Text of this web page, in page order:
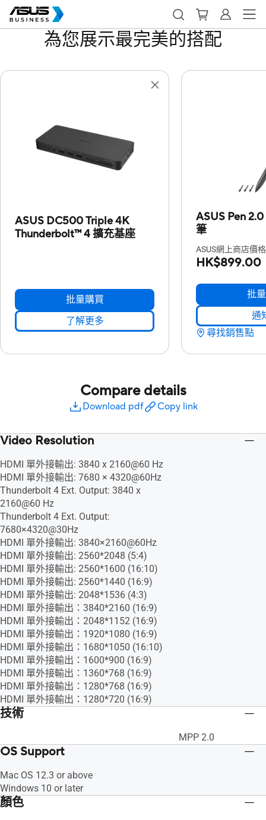
為您展示最完美的搭配
ASUS DC500 Triple 4K
Thunderbolt™ 4 擴充基座
批量購買
了解更多
ASUS Pen
筆
ASUS網上商店價
HK$899.00
批
通
尋找銷售點
Compare details
Download pdf Copy link
Video Resolution
HDMI 單外接輸出: 3840 x 2160@60 Hz
HDMI 單外接輸出: 7680 × 4320@60Hz
Thunderbolt 4 Ext. Output: 3840 x
2160@60 Hz
Thunderbolt 4 Ext. Output:
7680×4320@30Hz
HDMI 單外接輸出: 3840×2160@60Hz
HDMI 單外接輸出: 2560*2048 (5:4)
HDMI 單外接輸出: 2560*1600 (16:10)
HDMI 單外接輸出: 2560*1440 (16:9)
HDMI 單外接輸出: 2048*1536 (4:3)
HDMI 單外接輸出：3840*2160 (16:9)
HDMI 單外接輸出：2048*1152 (16:9)
HDMI 單外接輸出：1920*1080 (16:9)
HDMI 單外接輸出：1680*1050 (16:10)
HDMI 單外接輸出：1600*900 (16:9)
HDMI 單外接輸出：1360*768 (16:9)
HDMI 單外接輸出：1280*768 (16:9)
HDMI 單外接輸出：1280*720 (16:9)
技術
MPP 2.0
OS Support
Mac OS 12.3 or above
Windows 10 or later
顏色